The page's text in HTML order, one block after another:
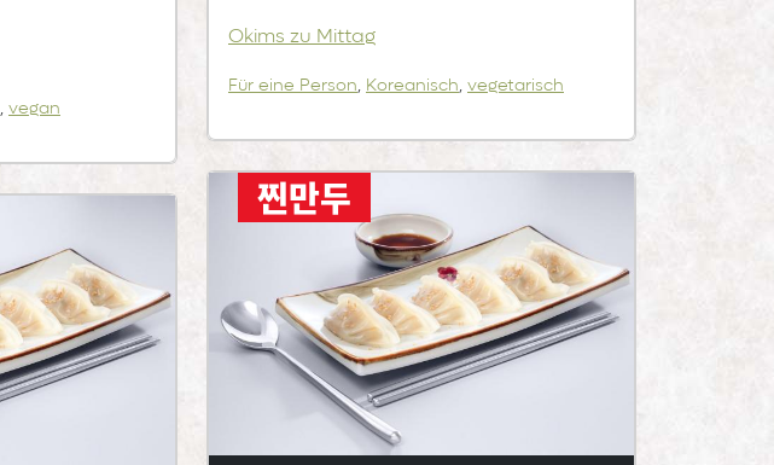
Okims zu Mittag
Für eine Person Koreanisch vegetarisch
vegan
찐만두